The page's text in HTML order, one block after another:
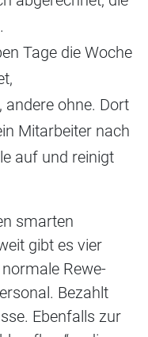
Tage die Woche
andere ohne. Dort
Mitarbeiter nach
auf und reinigt
smarten
gibt es vier
normale Rewe-
Bezahlt
Ebenfalls zur